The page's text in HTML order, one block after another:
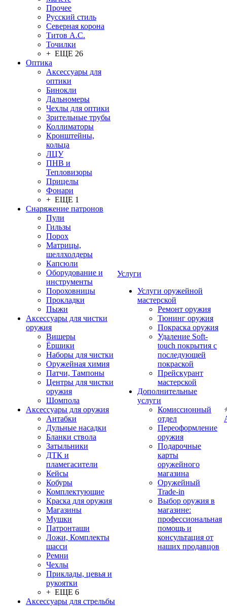
Прочее
Русский стиль
Северная корона
Титов А.С.
Точилки
+ ЕЩЕ 26
Оптика
Аксессуары для
оптики
Бинокли
Дальномеры
Чехлы для оптики
Зрительные трубы
Коллиматоры
Кронштейны,
кольца
ЛЦУ
ПНВ и
Тепловизоры
Прицелы
Фонари
+ ЕЩЕ 1
Снаряжение патронов
Пули
Гильзы
Порох
Матрицы,
шеллхолдеры
Капсюли
Оборудование и
инструменты
Пороховницы
Прокладки
Пыжи
Аксессуары для чистки
оружия
Вишеры
Ёршики
Наборы для чистки
Оружейная химия
Патчи, Тампоны
Центры для чистки
оружия
Шомпола
Аксессуары для оружия
Антабки
Дульные насадки
Бланки ствола
Затыльники
ДТК и
пламегасители
Кейсы
Кобуры
Комплектующие
Краска для оружия
Магазины
Мушки
Патронташи
Ложи, Комплекты
шасси
Ремни
Чехлы
Приклады, цевья и
рукоятки
+ ЕЩЕ 6
Аксессуары для стрельбы
Услуги
Услуги оружейной
мастерской
Ремонт оружия
Тюнинг оружия
Покраска оружия
Удаление Soft-
touch покрытия с
последующей
покраской
Прейскурант
мастерской
Дополнительные
услуги
Комиссионный
отдел
Переоформление
оружия
Подарочные
карты
оружейного
магазина
Оружейный
Trade-in
Выбор оружия в
магазине:
профессиональная
помощь и
консультация от
наших продавцов